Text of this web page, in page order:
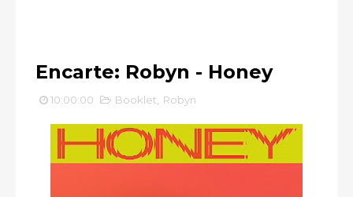
Encarte: Robyn - Honey
10:00:00 Booklet Robyn